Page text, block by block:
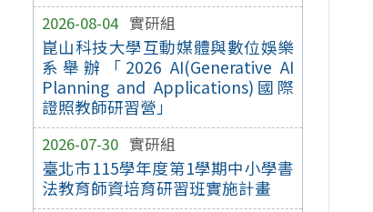
2026-08-04 實研組
崑山科技大學互動媒體與數位娛樂
系舉辦「2026 AI(Generative AI
Planning and Applications)國際
證照教師研習營」
2026-07-30 實研組
臺北市115學年度第1學期中小學書
法教育師資培育研習班實施計畫